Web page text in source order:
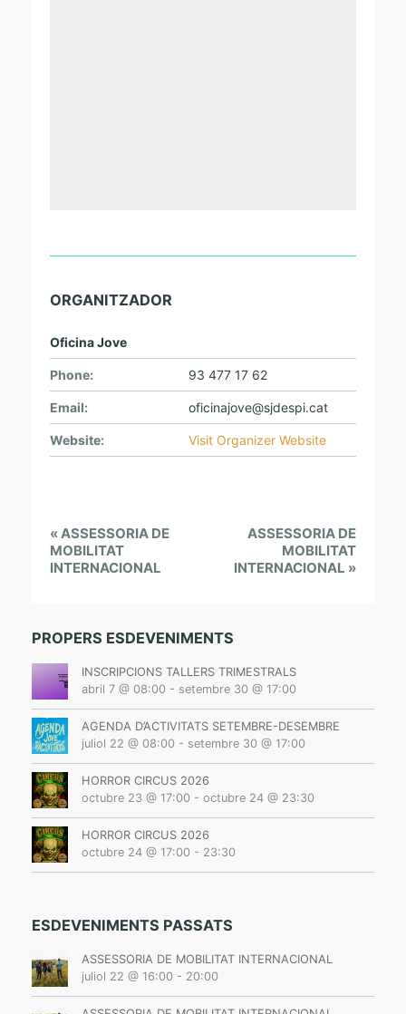
ORGANITZADOR
Oficina Jove
Phone: 93 477 17 62
Email: oficinajove@sjdespi.cat
Website: Visit Organizer Website
E
v
e
N
a
v
i
g
a
t
i
o
n
«ASSESSORIA DE
MOBILITAT
INTERNACIONAL
ASSESSORIA DE
MOBILITAT
INTERNACIONAL »
PROPERS ESDEVENIMENTS
INSCRIPCIONS TALLERS TRIMESTRALS
abril 7 @ 08:00 - setembre 30 @ 17:00
AGENDA D’ACTIVITATS SETEMBRE-DESEMBRE
juliol 22 @ 08:00 - setembre 30 @ 17:00
HORROR CIRCUS 2026
octubre 23 @ 17:00 - octubre 24 @ 23:30
HORROR CIRCUS 2026
octubre 24 @ 17:00 - 23:30
ESDEVENIMENTS PASSATS
ASSESSORIA DE MOBILITAT INTERNACIONAL
juliol 22 @ 16:00 - 20:00